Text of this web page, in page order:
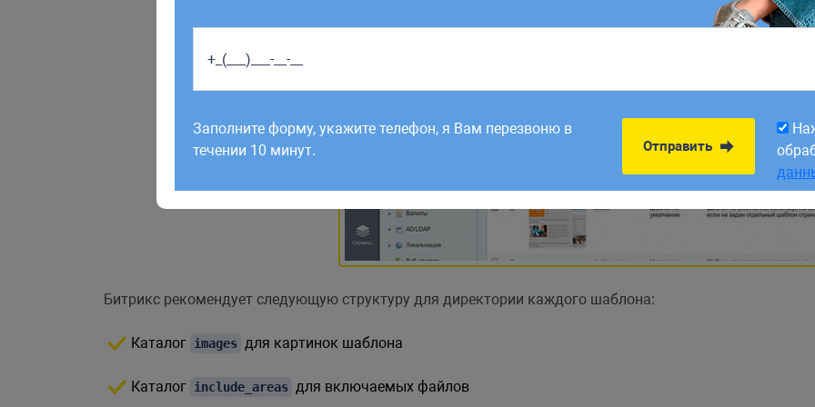
Битрикс рекомендует следующую структуру для директории каждого шаблона:
Каталог images для картинок шаблона
Каталог include_areas для включаемых файлов
Работаем по будням с 9:00 до 18:00. Заявки,
рабочий день до 12:00.
Заполните форму, укажите телефон, я Вам перезвоню в
течении 10 минут.
Отправить